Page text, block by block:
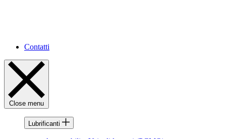
Contatti
Close menu
Lubrificanti